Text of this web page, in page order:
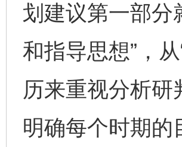
划建议第一部分
和指导思想”，
历来重视分析
明确每个时期的